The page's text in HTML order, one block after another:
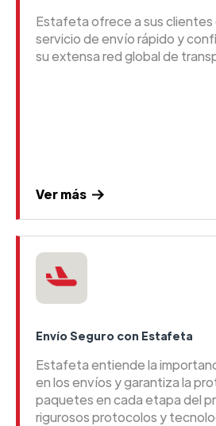
Estafeta ofrece a sus clientes
servicio de envío rápido y
su extensa red global de
Ver más
Envío Seguro con Estafeta
Estafeta entiende la
en los envíos y garantiza la
paquetes en cada etapa del
rigurosos protocolos y